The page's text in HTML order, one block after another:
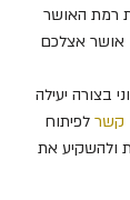
רמת האושר
אושר אצלכם
בצורה יעילה
קשר לפיתוח
ולהשקיע את